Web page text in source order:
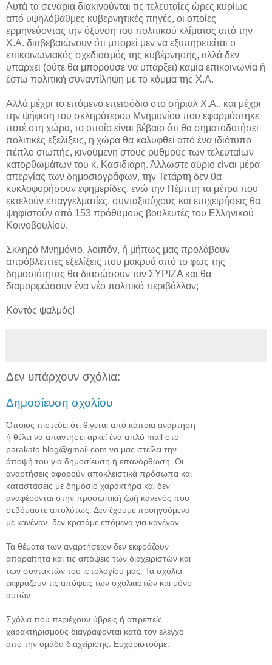
Αυτά τα σενάρια διακινούνται τις τελευταίες ώρες κυρίως
από υψηλόβαθμες κυβερνητικές πηγές, οι οποίες
ερμηνεύοντας την όξυνση του πολιτικού κλίματος από την
Χ.Α. διαβεβαιώνουν ότι μπορεί μεν να εξυπηρετείται ο
επικοινωνιακός σχεδιασμός της κυβέρνησης, αλλά δεν
υπάρχει (ούτε θα μπορούσε να υπάρξει) καμία επικοινωνία ή
έστω πολιτική συναντίληψη με το κόμμα της Χ.Α.
Αλλά μέχρι το επόμενο επεισόδιο στο σήριαλ Χ.Α., και μέχρι
την ψήφιση του σκληρότερου Μνημονίου που εφαρμόστηκε
ποτέ στη χώρα, το οποίο είναι βέβαιο ότι θα σηματοδοτήσει
πολιτικές εξελίξεις, η χώρα θα καλυφθεί από ένα ιδιότυπο
πέπλο σιωπής, κινούμενη στους ρυθμούς των τελευταίων
κατορθωμάτων του κ. Κασιδιάρη. Άλλωστε αύριο είναι μέρα
απεργίας των δημοσιογράφων, την Τετάρτη δεν θα
κυκλοφορήσουν εφημερίδες, ενώ την Πέμπτη τα μέτρα που
εκτελούν επαγγελματίες, συνταξιούχους και επιχειρήσεις θα
ψηφιστούν από 153 πρόθυμους βουλευτές του Ελληνικού
Κοινοβουλίου.
Σκληρό Μνημόνιο, λοιπόν, ή μήπως μας προλάβουν
απρόβλεπτες εξελίξεις που μακρυά από το φως της
δημοσιότητας θα διασώσουν τον ΣΥΡΙΖΑ και θα
διαμορφώσουν ένα νέο πολιτικό περιβάλλον;
Κοντός ψαλμός!
Δεν υπάρχουν σχόλια:
Δημοσίευση σχολίου
Όποιος πιστεύει ότι θίγεται από κάποια ανάρτηση
ή θέλει να απαντήσει αρκεί ένα απλό mail στο
parakato.blog@gmail.com να μας στείλει την
άποψή του για δημοσίευση ή επανόρθωση. Οι
αναρτήσεις αφορούν αποκλειστικά πρόσωπα και
καταστάσεις με δημόσιο χαρακτήρα και δεν
αναφέρονται στην προσωπική ζωή κανενός που
σεβόμαστε απολύτως. Δεν έχουμε προηγούμενα
με κανέναν, δεν κρατάμε επόμενα για κανέναν.
Τα θέματα των αναρτήσεων δεν εκφράζουν
απαραίτητα και τις απόψεις των διαχειριστών και
των συντακτών του ιστολογίου μας. Τα σχόλια
εκφράζουν τις απόψεις των σχολιαστών και μόνο
αυτών.
Σχόλια που περιέχουν ύβρεις ή απρεπείς
χαρακτηρισμούς διαγράφονται κατά τον έλεγχο
από την ομάδα διαχείρισης. Ευχαριστούμε.